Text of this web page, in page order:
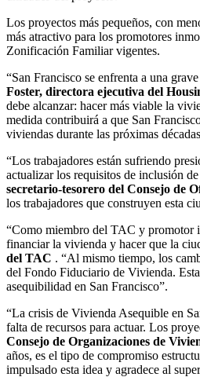
Los proyectos más pequeños, con
más atractivo para los promotores
Zonificación Familiar vigentes.
“San Francisco se enfrenta a una
Foster, directora ejecutiva del
debe alcanzar: hacer más viable la
medida contribuirá a que San
viviendas durante las próximas
“Los trabajadores están sufriendo
actualizar los requisitos de inclusión
secretario-tesorero del Consejo de
los trabajadores que construyen esta
“Como miembro del TAC y promotor
financiar la vivienda y hacer que la
del TAC . “Al mismo tiempo, los
del Fondo Fiduciario de Vivienda.
asequibilidad en San Francisco”.
“La crisis de Vivienda Asequible en
falta de recursos para actuar. Los
Consejo de Organizaciones de
años, es el tipo de compromiso
impulsado esta idea y agradece al